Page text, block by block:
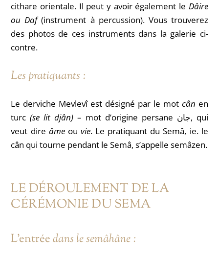
cithare orientale. Il peut y avoir également le Dâire
ou Daf(instrument à percussion). Vous trouverez
des photos de ces instruments dans la galerie ci-
contre.
Les pratiquants :
Le derviche Mevlevî est désigné par le mot cân en
turc(se lit djân) – mot d’origine persane جان, qui
veut dire âme ou vie. Le pratiquant du Semâ, ie. le
cân qui tourne pendant le Semâ, s’appelle semâzen.
LE DÉROULEMENT DE LA
CÉRÉMONIE DU SEMA
L’entréedans le semâhâne :